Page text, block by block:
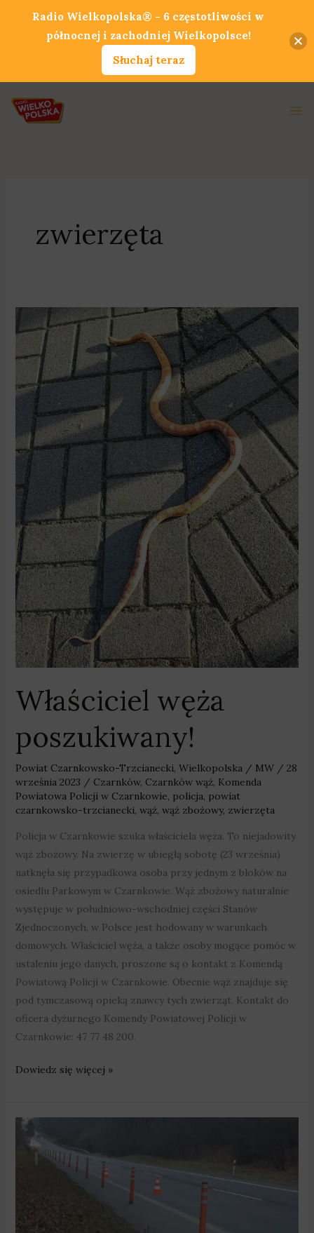
zwierzęta
Właściciel węża
poszukiwany!
Powiat Czarnkowsko-Trzcianecki, Wielkopolska/ MW / 28
września 2023 / Czarnków, Czarnków wąż, Komenda
Powiatowa Policji w Czarnkowie, policja, powiat
czarnkowsko-trzcianecki, wąż, wąż zbożowy, zwierzęta
Policja w Czarnkowie szuka właściciela węża. To niejadowity
wąż zbożowy. Na zwierzę w ubiegłą sobotę (23 września)
natknęła się przypadkowa osoba przy jednym z bloków na
osiedlu Parkowym w Czarnkowie. Wąż zbożowy naturalnie
występuje w południowo-wschodniej części Stanów
Zjednoczonych, w Polsce jest hodowany w warunkach
domowych. Właściciel węża, a także osoby mogące pomóc w
ustaleniu jego danych, proszone są o kontakt z Komendą
Powiatową Policji w Czarnkowie. Obecnie wąż znajduje się
pod tymczasową opieką znawcy tych zwierząt. Kontakt do
oficera dyżurnego Komendy Powiatowej Policji w
Czarnkowie: 47 77 48 200.
Właściciel
węża
poszukiwany!
Dowiedz się więcej »
tysięcy
złotych
zwierzaka
Radio Wielkopolska® - 6 częstotliwości w
północnej i zachodniej Wielkopolsce!
Słuchaj teraz